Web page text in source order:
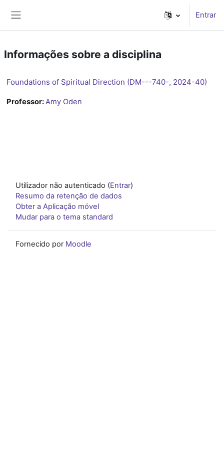
Entrar
Informações sobre a disciplina
Foundations of Spiritual Direction (DM---740-, 2024-40)
Professor:Amy Oden
Utilizador não autenticado (Entrar)
Resumo da retenção de dados
Obter a Aplicação móvel
Mudar para o tema standard
Fornecido por Moodle